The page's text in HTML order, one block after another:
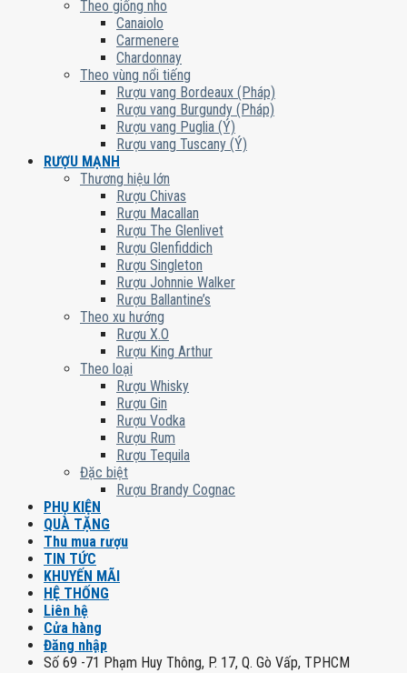
Theo giống nho
Canaiolo
Carmenere
Chardonnay
Theo vùng nổi tiếng
Rượu vang Bordeaux (Pháp)
Rượu vang Burgundy (Pháp)
Rượu vang Puglia (Ý)
Rượu vang Tuscany (Ý)
RƯỢU MẠNH
Thương hiệu lớn
Rượu Chivas
Rượu Macallan
Rượu The Glenlivet
Rượu Glenfiddich
Rượu Singleton
Rượu Johnnie Walker
Rượu Ballantine’s
Theo xu hướng
Rượu X.O
Rượu King Arthur
Theo loại
Rượu Whisky
Rượu Gin
Rượu Vodka
Rượu Rum
Rượu Tequila
Đặc biệt
Rượu Brandy Cognac
PHỤ KIỆN
QUÀ TẶNG
Thu mua rượu
TIN TỨC
KHUYẾN MÃI
HỆ THỐNG
Liên hệ
Cửa hàng
Đăng nhập
Số 69 -71 Phạm Huy Thông, P. 17, Q. Gò Vấp, TPHCM